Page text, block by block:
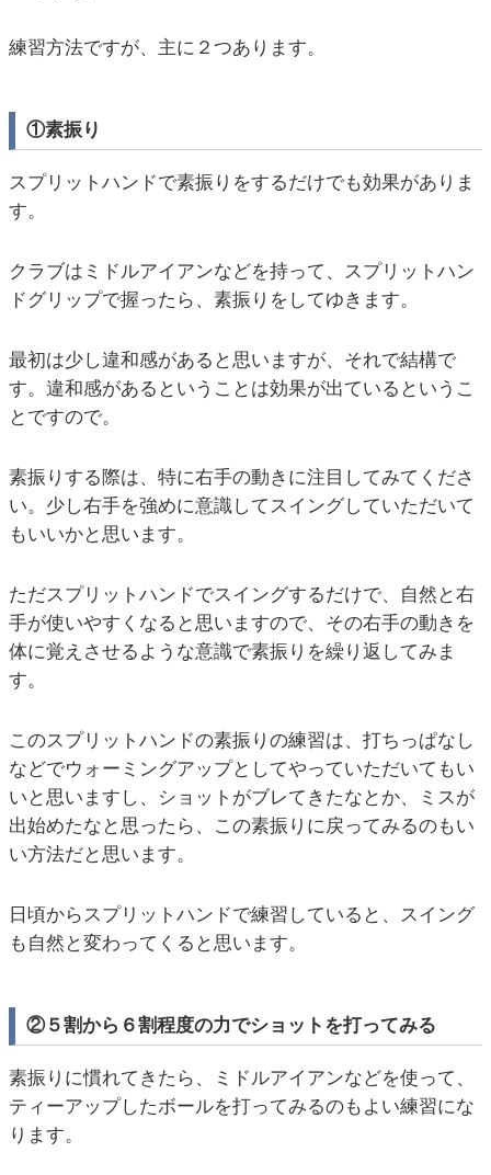
練習方法ですが、主に２つあります。
①素振り
スプリットハンドで素振りをするだけでも効果がありま
す。
クラブはミドルアイアンなどを持って、スプリットハン
ドグリップで握ったら、素振りをしてゆきます。
最初は少し違和感があると思いますが、それで結構で
す。違和感があるということは効果が出ているというこ
とですので。
素振りする際は、特に右手の動きに注目してみてくださ
い。少し右手を強めに意識してスイングしていただいて
もいいかと思います。
ただスプリットハンドでスイングするだけで、自然と右
手が使いやすくなると思いますので、その右手の動きを
体に覚えさせるような意識で素振りを繰り返してみま
す。
このスプリットハンドの素振りの練習は、打ちっぱなし
などでウォーミングアップとしてやっていただいてもい
いと思いますし、ショットがブレてきたなとか、ミスが
出始めたなと思ったら、この素振りに戻ってみるのもい
い方法だと思います。
日頃からスプリットハンドで練習していると、スイング
も自然と変わってくると思います。
②５割から６割程度の力でショットを打ってみる
素振りに慣れてきたら、ミドルアイアンなどを使って、
ティーアップしたボールを打ってみるのもよい練習にな
ります。